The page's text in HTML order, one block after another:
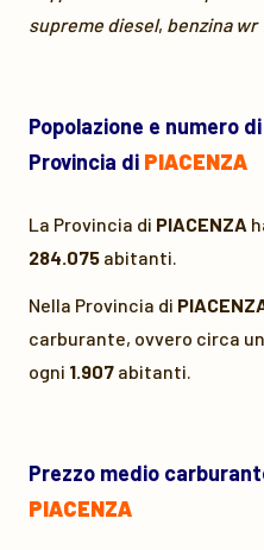
supreme diesel, benzina wr
Popolazione e numero
Provincia di PIACENZA
La Provincia di PIACENZA
284.075 abitanti.
Nella Provincia di
carburante, ovvero circa
ogni 1.907 abitanti.
Prezzo medio
PIACENZA